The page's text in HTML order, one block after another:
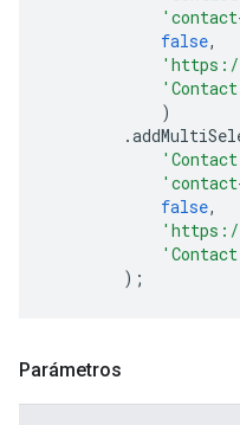
false,
'https://
)
.
false,
'https://
);
Parámetros